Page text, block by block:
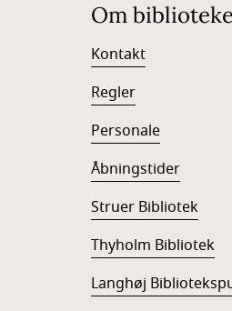
Om
Kontakt
Regler
Personale
Åbningstider
Struer Bibliotek
Thyholm Bibliotek
Langhøj